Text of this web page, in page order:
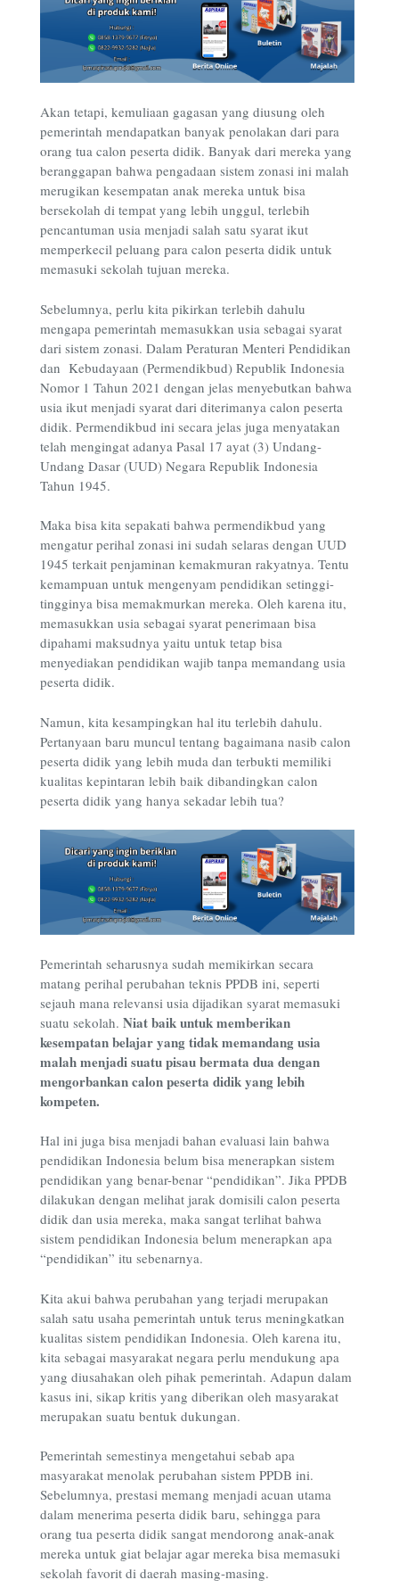
Akan tetapi, kemuliaan gagasan yang diusung oleh
pemerintah mendapatkan banyak penolakan dari para
orang tua calon peserta didik. Banyak dari mereka yang
beranggapan bahwa pengadaan sistem zonasi ini malah
merugikan kesempatan anak mereka untuk bisa
bersekolah di tempat yang lebih unggul, terlebih
pencantuman usia menjadi salah satu syarat ikut
memperkecil peluang para calon peserta didik untuk
memasuki sekolah tujuan mereka.
Sebelumnya, perlu kita pikirkan terlebih dahulu
mengapa pemerintah memasukkan usia sebagai syarat
dari sistem zonasi. Dalam Peraturan Menteri Pendidikan
dan Kebudayaan (Permendikbud) Republik Indonesia
Nomor 1 Tahun 2021 dengan jelas menyebutkan bahwa
usia ikut menjadi syarat dari diterimanya calon peserta
didik. Permendikbud ini secara jelas juga menyatakan
telah mengingat adanya Pasal 17 ayat (3) Undang-
Undang Dasar (UUD) Negara Republik Indonesia
Tahun 1945.
Maka bisa kita sepakati bahwa permendikbud yang
mengatur perihal zonasi ini sudah selaras dengan UUD
1945 terkait penjaminan kemakmuran rakyatnya. Tentu
kemampuan untuk mengenyam pendidikan setinggi-
tingginya bisa memakmurkan mereka. Oleh karena itu,
memasukkan usia sebagai syarat penerimaan bisa
dipahami maksudnya yaitu untuk tetap bisa
menyediakan pendidikan wajib tanpa memandang usia
peserta didik.
Namun, kita kesampingkan hal itu terlebih dahulu.
Pertanyaan baru muncul tentang bagaimana nasib calon
peserta didik yang lebih muda dan terbukti memiliki
kualitas kepintaran lebih baik dibandingkan calon
peserta didik yang hanya sekadar lebih tua?
Pemerintah seharusnya sudah memikirkan secara
matang perihal perubahan teknis PPDB ini, seperti
sejauh mana relevansi usia dijadikan syarat memasuki
suatu sekolah. Niat baik untuk memberikan
kesempatan belajar yang tidak memandang usia
malah menjadi suatu pisau bermata dua dengan
mengorbankan calon peserta didik yang lebih
kompeten.
Hal ini juga bisa menjadi bahan evaluasi lain bahwa
pendidikan Indonesia belum bisa menerapkan sistem
pendidikan yang benar-benar “pendidikan”. Jika PPDB
dilakukan dengan melihat jarak domisili calon peserta
didik dan usia mereka, maka sangat terlihat bahwa
sistem pendidikan Indonesia belum menerapkan apa
“pendidikan” itu sebenarnya.
Kita akui bahwa perubahan yang terjadi merupakan
salah satu usaha pemerintah untuk terus meningkatkan
kualitas sistem pendidikan Indonesia. Oleh karena itu,
kita sebagai masyarakat negara perlu mendukung apa
yang diusahakan oleh pihak pemerintah. Adapun dalam
kasus ini, sikap kritis yang diberikan oleh masyarakat
merupakan suatu bentuk dukungan.
Pemerintah semestinya mengetahui sebab apa
masyarakat menolak perubahan sistem PPDB ini.
Sebelumnya, prestasi memang menjadi acuan utama
dalam menerima peserta didik baru, sehingga para
orang tua peserta didik sangat mendorong anak-anak
mereka untuk giat belajar agar mereka bisa memasuki
sekolah favorit di daerah masing-masing.